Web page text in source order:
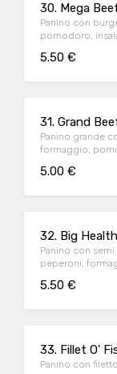
30. Mega
Panino con
pomodoro,
5.50 €
31. Grand
Panino grande
formaggio,
5.00 €
32. Big
Panino con
peperoni,
5.50 €
33. Fillet O'
Panino con